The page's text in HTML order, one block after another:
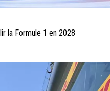
la Formule 1 en 2028